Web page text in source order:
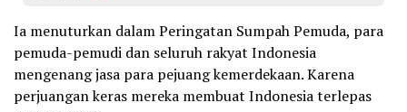
Ia menuturkan dalam Peringatan Sumpah Pemuda, para
pemuda-pemudi dan seluruh rakyat Indonesia
mengenang jasa para pejuang kemerdekaan. Karena
perjuangan keras mereka membuat Indonesia terlepas